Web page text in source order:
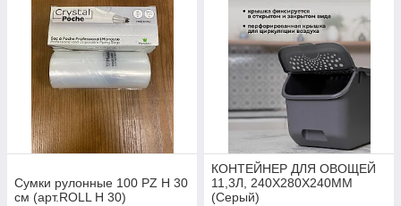
Сумки рулонные 100 PZ H 30
см (арт.ROLL H 30)
КОНТЕЙНЕР ДЛЯ ОВОЩЕЙ
11,3Л, 240Х280Х240ММ
(Серый)